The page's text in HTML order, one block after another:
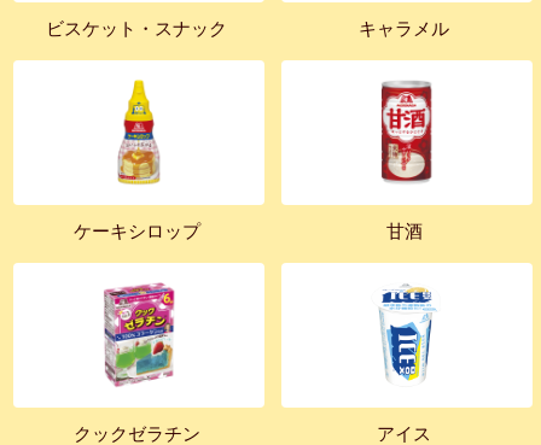
ビスケット・スナック キャラメル
ケーキシロップ 甘酒
クックゼラチン アイス